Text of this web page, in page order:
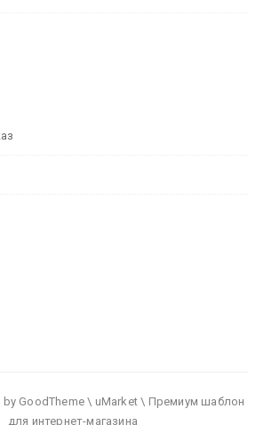
by GoodTheme \ uMarket \ Премиум шаблон
для интернет-магазина